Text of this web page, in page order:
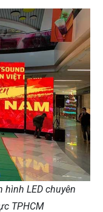
LED chuyên
TPHCM